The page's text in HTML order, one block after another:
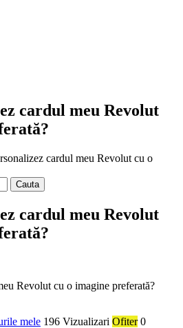
cardul meu Revolut
cardul meu Revolut cu o
Cauta
cardul meu Revolut
Revolut cu o imagine preferată?
mele 196 Vizualizari Ofiter 0